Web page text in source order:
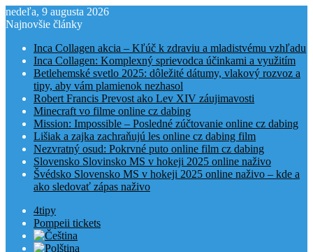
nedeľa, 9 augusta 2026
Najnovšie články
Inca Collagen akcia – Kľúč k zdraviu a mladistvému vzhľadu
Inca Collagen: Komplexný sprievodca účinkami a využitím
Betlehemské svetlo 2025: dôležité dátumy, vlakový rozvoz a
tipy, aby vám plamienok nezhasol
Robert Francis Prevost ako Lev XIV záujimavosti
Minecraft vo filme online cz dabing
Mission: Impossible – Posledné zúčtovanie online cz dabing
Lišiak a zajka zachraňujú les online cz dabing film
Nezvratný osud: Pokrvné puto online film cz dabing
Slovensko Slovinsko MS v hokeji 2025 online naživo
Švédsko Slovensko MS v hokeji 2025 online naživo – kde a
ako sledovať zápas naživo
4tipy
Pompeii tickets